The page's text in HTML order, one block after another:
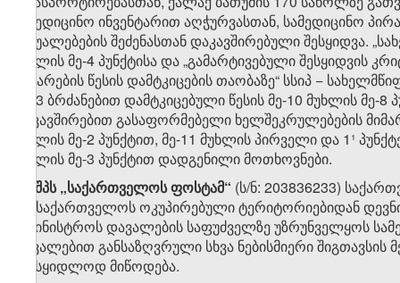
სამედიცინო ინვენტარით აღჭურვასთან, სამედიცინო
საშუალებების შეძენასთან დაკავშირებული შესყიდვა.
მუხლის მე-4 პუნქტისა და „გამარტივებული შესყიდვის
ჩატარების წესის დამტკიცების თაობაზე“ სსიპ −
№13 ბრძანებით დამტკიცებული წესის მე-10 მუხლის მე-
დაკავშირებით გასაფორმებელი ხელშეკრულებების
მუხლის მე-2 პუნქტით, მე-11 მუხლის პირველი და 1¹
მუხლის მე-3 პუნქტით დადგენილი მოთხოვნები.
. შპს „საქართველოს ფოსტამ“ (ს/ნ: 203836233)
და საქართველოს ოკუპირებული ტერიტორიებიდან
სამინისტროს დავალების საფუძველზე უზრუნველყოს
დავალებით განსაზღვრული სხვა ნებისმიერი
უსასყიდლოდ მიწოდება.